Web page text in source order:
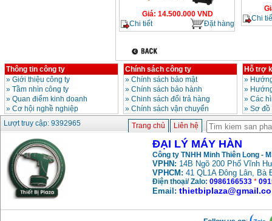
Giá: 14.500.000 VND
Chi tiết
Đặt hàng
Chi
Thông tin công ty
» Giới thiệu công ty
» Tầm nhìn công ty
» Quan điểm kinh doanh
» Cơ hội nghề nghiệp
Chính sách công ty
» Chính sách bảo mật
» Chính sách bảo hành
» Chinh sách đổi trả hàng
» Chính sách vận chuyển
Hỗ trợ
»
»
» Các
» Sơ
Lượt truy cập: 9392965
Trang chủ Liên hệ
ĐẠI LÝ MÁY HÀN
Công ty TNHH Minh Thiên Long -
VPHN: 14B Ngõ 200 Phố Vĩnh
VPHCM: 41 QL1A Đông Lân, Bà
Điện thoại/ Zalo: 0986166533 *
Email: